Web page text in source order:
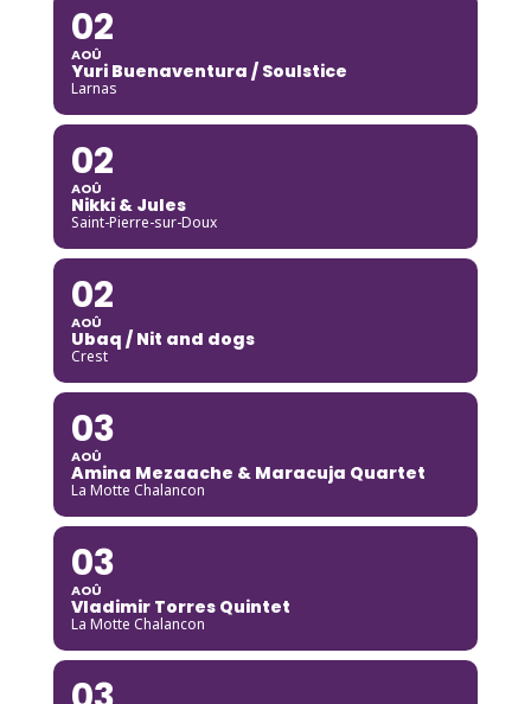
02
AOÛ
Yuri Buenaventura / Soulstice
Larnas
02
AOÛ
Nikki & Jules
Saint-Pierre-sur-Doux
02
AOÛ
Ubaq / Nit and dogs
Crest
03
AOÛ
Amina Mezaache & Maracuja Quartet
La Motte Chalancon
03
AOÛ
Vladimir Torres Quintet
La Motte Chalancon